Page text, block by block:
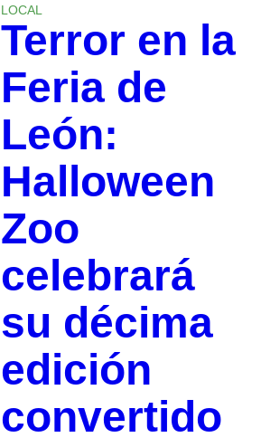
LOCAL
Terror en la
Feria de
León:
Halloween
Zoo
celebrará
su décima
edición
convertido